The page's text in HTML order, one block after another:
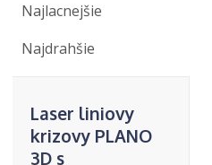
Najlacnejšie
Najdrahšie
Laser liniovy
krizovy PLANO
3D s